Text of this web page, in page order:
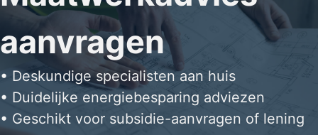
aanvragen
• Deskundige specialisten aan huis
• Duidelijke energiebesparing adviezen
• Geschikt voor subsidie-aanvragen of lening